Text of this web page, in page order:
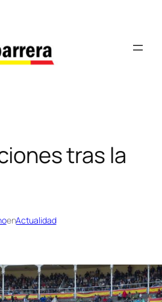
tras la
enActualidad